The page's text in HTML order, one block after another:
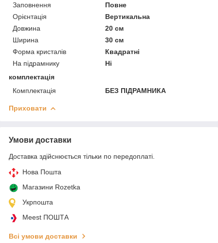
Заповнення
Повне
Орієнтація
Вертикальна
Довжина
20 см
Ширина
30 см
Форма кристалів
Квадратні
На підрамнику
Ні
комплектація
Комплектація
БЕЗ ПІДРАМНИКА
Приховати
Умови доставки
Доставка здійснюється тільки по передоплаті.
Нова Пошта
Магазини Rozetka
Укрпошта
Meest ПОШТА
Всі умови доставки